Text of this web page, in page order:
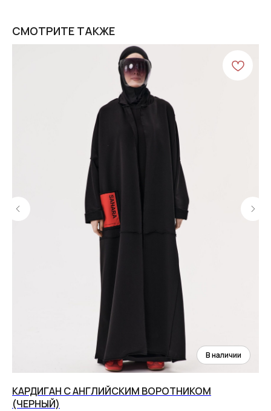
СМОТРИТЕ ТАКЖЕ
КАРДИГАН С АНГЛИЙСКИМ ВОРОТНИКОМ
(ЧЕРНЫЙ)